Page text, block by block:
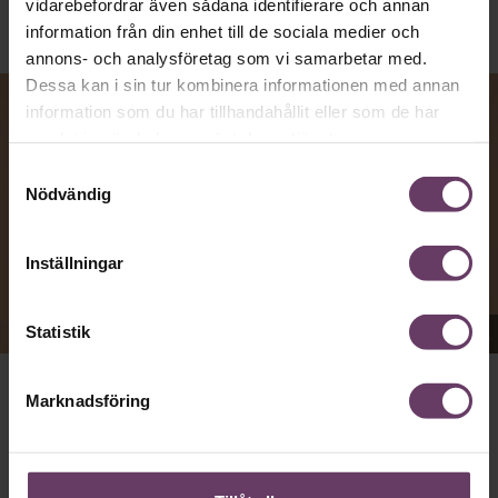
vidarebefordrar även sådana identifierare och annan
information från din enhet till de sociala medier och
annons- och analysföretag som vi samarbetar med.
Dessa kan i sin tur kombinera informationen med annan
information som du har tillhandahållit eller som de har
Nödvändig
Inställningar
Statistik
Marknadsföring
Appen Sinceerly imiterar vd:ars kortfattade språk.
VD:AR KAN VARA SVÅRA
att nå och besvarar inte alltid